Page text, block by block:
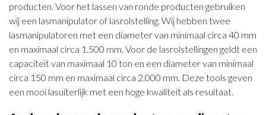
NIEUWS
producten. Voor het lassen van ronde producten gebruiken
wij een lasmanipulator of lasrolstelling. Wij hebben twee
lasmanipulatoren met een diameter van minimaal circa 40 mm
en maximaal circa 1.500 mm. Voor de lasrolstellingen geldt een
capaciteit van maximaal 10 ton en een diameter van minimaal
circa 150 mm en maximaal circa 2.000 mm. Deze tools geven
een mooi lasuiterlijk met een hoge kwaliteit als resultaat.